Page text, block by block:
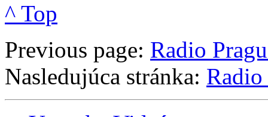
^ Top
Previous page: Radio
Nasledujúca stránka: